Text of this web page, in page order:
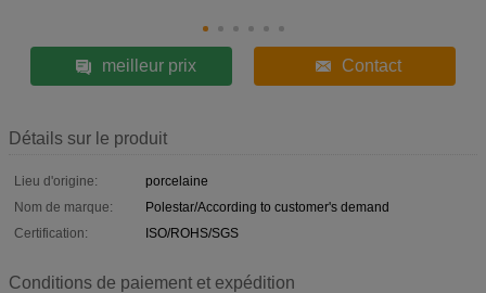
meilleur prix Contact
Détails sur le produit
Lieu d'origine:
porcelaine
Nom de marque:
Polestar/According to customer's demand
Certification:
ISO/ROHS/SGS
Conditions de paiement et expédition